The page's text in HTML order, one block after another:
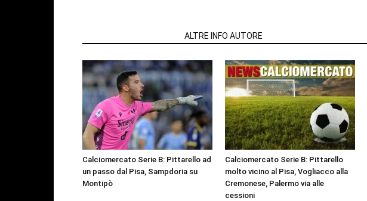
ALTRE INFO AUTORE
Calciomercato Serie B: Pittarello ad
un passo dal Pisa, Sampdoria su
Montipò
Calciomercato Serie B: Pittarello
molto vicino al Pisa, Vogliacco alla
Cremonese, Palermo via alle
cessioni